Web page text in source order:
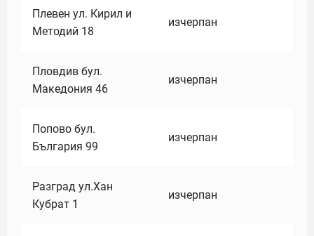
Плевен ул. Кирил и
Методий 18
изчерпан
Пловдив бул.
Македония 46
изчерпан
Попово бул.
България 99
изчерпан
Разград ул.Хан
Кубрат 1
изчерпан